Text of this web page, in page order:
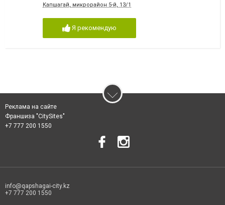
Капшагай, микрорайон 5-й, 13/1
Я рекомендую
Реклама на сайте
Франшиза "CitySites"
+7 777 200 1550
info@qapshagai-city.kz
+7 777 200 1550